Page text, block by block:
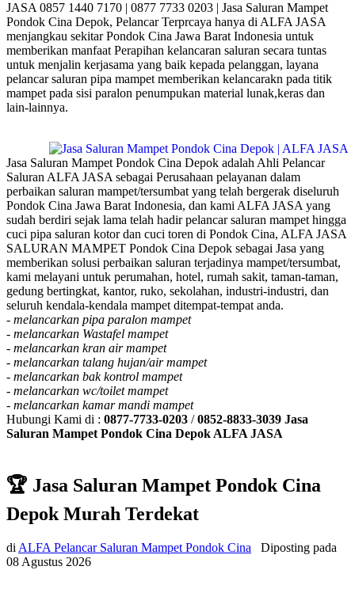
JASA 0857 1440 7170 | 0877 7733 0203 | Jasa Saluran Mampet
Pondok Cina Depok, Pelancar Terprcaya hanya di ALFA JASA
menjangkau sekitar Pondok Cina Jawa Barat Indonesia untuk
memberikan manfaat Perapihan kelancaran saluran secara tuntas
untuk menjalin kerjasama yang baik kepada pelanggan, layana
pelancar saluran pipa mampet memberikan kelancarakn pada titik
mampet pada sisi paralon penumpukan material lunak,keras dan
lain-lainnya.
Jasa Saluran Mampet Pondok Cina Depok adalah Ahli Pelancar
Saluran ALFA JASA sebagai Perusahaan pelayanan dalam
perbaikan saluran mampet/tersumbat yang telah bergerak diseluruh
Pondok Cina Jawa Barat Indonesia, dan kami ALFA JASA yang
sudah berdiri sejak lama telah hadir pelancar saluran mampet hingga
cuci pipa saluran kotor dan cuci toren di Pondok Cina, ALFA JASA
SALURAN MAMPET Pondok Cina Depok sebagai Jasa yang
memberikan solusi perbaikan saluran terjadinya mampet/tersumbat,
kami melayani untuk perumahan, hotel, rumah sakit, taman-taman,
gedung bertingkat, kantor, ruko, sekolahan, industri-industri, dan
seluruh kendala-kendala mampet ditempat-tempat anda.
- melancarkan pipa paralon mampet
- melancarkan Wastafel mampet
- melancarkan kran air mampet
- melancarkan talang hujan/air mampet
- melancarkan bak kontrol mampet
- melancarkan wc/toilet mampet
- melancarkan kamar mandi mampet
Hubungi Kami di : 0877-7733-0203 /0852-8833-3039 Jasa
Saluran Mampet Pondok Cina Depok ALFA JASA
🏆 Jasa Saluran Mampet Pondok Cina
Depok Murah Terdekat
di ALFA Pelancar Saluran Mampet Pondok Cina
Diposting pada
08 Agustus 2026